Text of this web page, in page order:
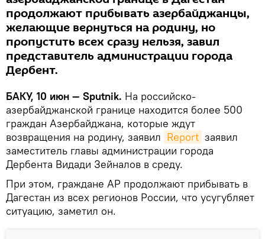
продолжают прибывать азербайджанцы,
желающие вернуться на родину, но
пропустить всех сразу нельзя, завил
представитель администрации города
Дербент.
БАКУ, 10 июн — Sputnik. На российско-
азербайджанской границе находится более 500
граждан Азербайджана, которые ждут
возвращения на родину, заявил Report заявил
заместитель главы администрации города
Дербента Видади Зейналов в среду.
При этом, граждане АР продолжают прибывать в
Дагестан из всех регионов России, что усугубляет
ситуацию, заметил он.